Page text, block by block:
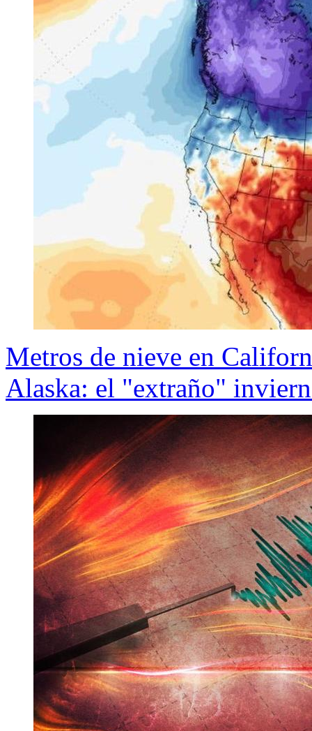
Metros de nieve en
Alaska: el "extraño"